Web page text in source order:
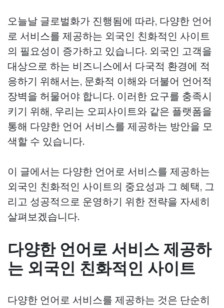
오늘날 글로벌화가 진행됨에 따라, 다양한 언어
로 서비스를 제공하는 외국인 친화적인 사이트
의 필요성이 증가하고 있습니다. 외국인 고객을
대상으로 하는 비즈니스에서 다국적 환경에 적
응하기 위해서는, 문화적 이해와 더불어 언어적
장벽을 허물어야 합니다. 이러한 요구를 충족시
키기 위해, 우리는 오피사이트와 같은 플랫폼을
통해 다양한 언어 서비스를 제공하는 방안을 모
색할 수 있습니다.
이 글에서는 다양한 언어로 서비스를 제공하는
외국인 친화적인 사이트의 중요성과 그 혜택, 그
리고 성공적으로 운영하기 위한 전략을 자세히
살펴보겠습니다.
다양한 언어로 서비스 제공하
는 외국인 친화적인 사이트
다양한 언어로 서비스를 제공하는 것은 단순히